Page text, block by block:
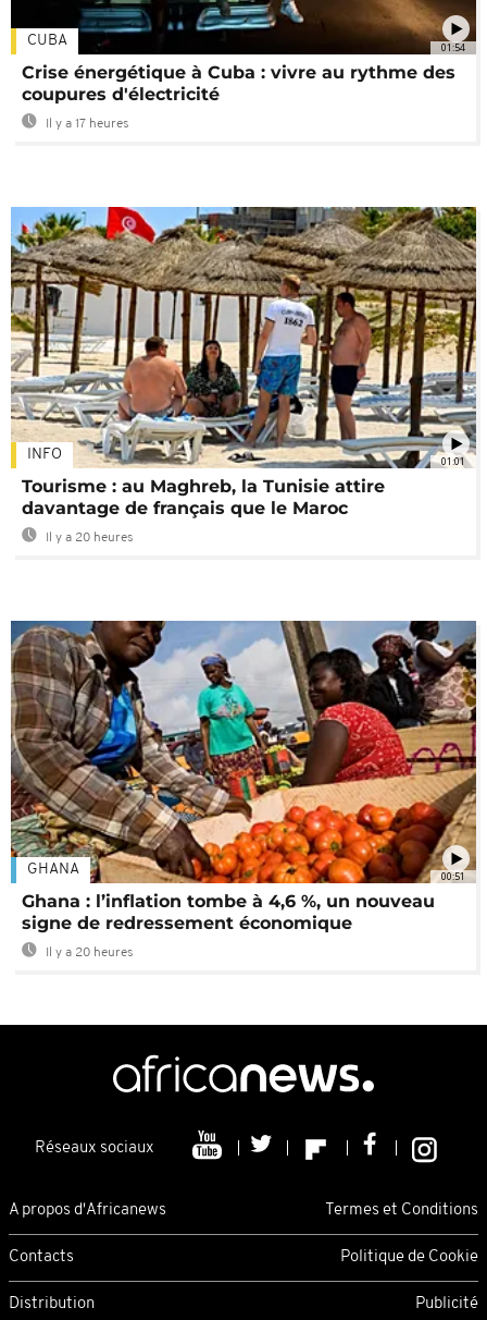
01:54
CUBA
Crise énergétique à Cuba : vivre au rythme des
coupures d'électricité
Il y a 17 heures
01:01
INFO
Tourisme : au Maghreb, la Tunisie attire
davantage de français que le Maroc
Il y a 20 heures
00:51
GHANA
Ghana : l’inflation tombe à 4,6 %, un nouveau
signe de redressement économique
Il y a 20 heures
Réseaux sociaux
A propos d'Africanews Termes et Conditions
Contacts Politique de Cookie
Distribution Publicité